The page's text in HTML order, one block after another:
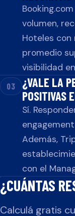
volumen,
Hoteles
promedio
visibilidad
03
¿VALE LA
POSITIVAS
Sí.
Además,
con el
¿CUÁNTAS
Calculá gratis